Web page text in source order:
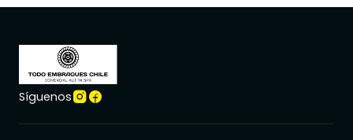
Síguenos